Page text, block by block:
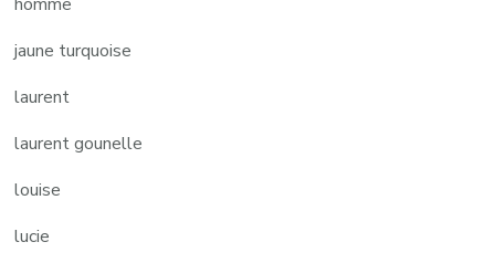
jaune turquoise
laurent
laurent gounelle
louise
lucie